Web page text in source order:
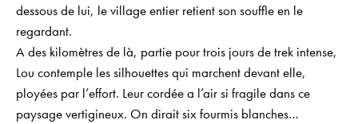
dessous de lui, le village entier retient son souffle en le
regardant.
A des kilomètres de là, partie pour trois jours de trek intense,
Lou contemple les silhouettes qui marchent devant elle,
ployées par l’effort. Leur cordée a l’air si fragile dans ce
paysage vertigineux. On dirait six fourmis blanches…